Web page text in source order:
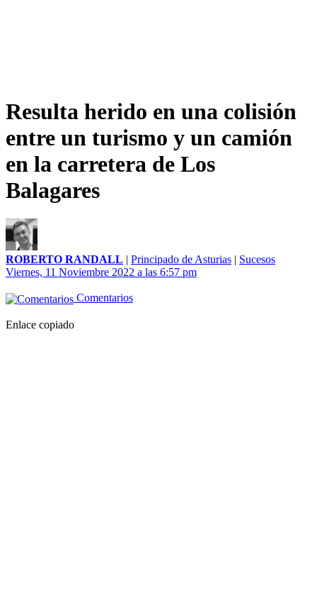
Resulta herido en una colisión
entre un turismo y un camión
en la carretera de Los
Balagares
ROBERTO RANDALL | Principado de Asturias | Sucesos
Viernes, 11 Noviembre 2022 a las 6:57 pm
Comentarios
Enlace copiado